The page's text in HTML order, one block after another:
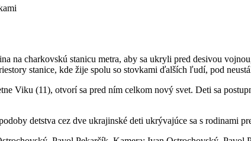
na charkovskú stanicu metra, aby sa ukryli pred desivou
stanice, kde žije spolu so stovkami ďalších ľudí, pod
Viku (11), otvorí sa pred ním celkom nový svet. Deti sa
detstva cez dve ukrajinské deti ukrývajúce sa s rodinami